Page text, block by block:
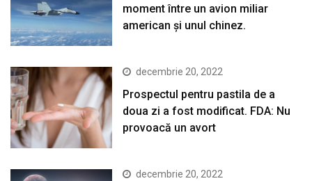
moment între un avion miliar
american şi unul chinez.
decembrie 20, 2022
Prospectul pentru pastila de a
doua zi a fost modificat. FDA: Nu
provoacă un avort
decembrie 20, 2022